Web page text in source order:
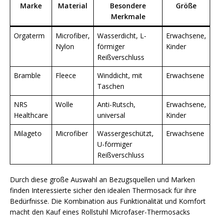
Marke Material
Besondere
Merkmale
Größe
Orgaterm
Microfiber,
Nylon
Wasserdicht, L-
förmiger
Reißverschluss
Erwachsene,
Kinder
Bramble Fleece
Winddicht, mit
Taschen
Erwachsene
NRS
Healthcare
Wolle
Anti-Rutsch,
universal
Erwachsene,
Kinder
Milageto
Microfiber
Wassergeschützt,
U-förmiger
Reißverschluss
Erwachsene
Durch diese große Auswahl an Bezugsquellen und Marken
finden Interessierte sicher den idealen Thermosack für ihre
Bedürfnisse. Die Kombination aus Funktionalität und Komfort
macht den Kauf eines Rollstuhl Microfaser-Thermosacks